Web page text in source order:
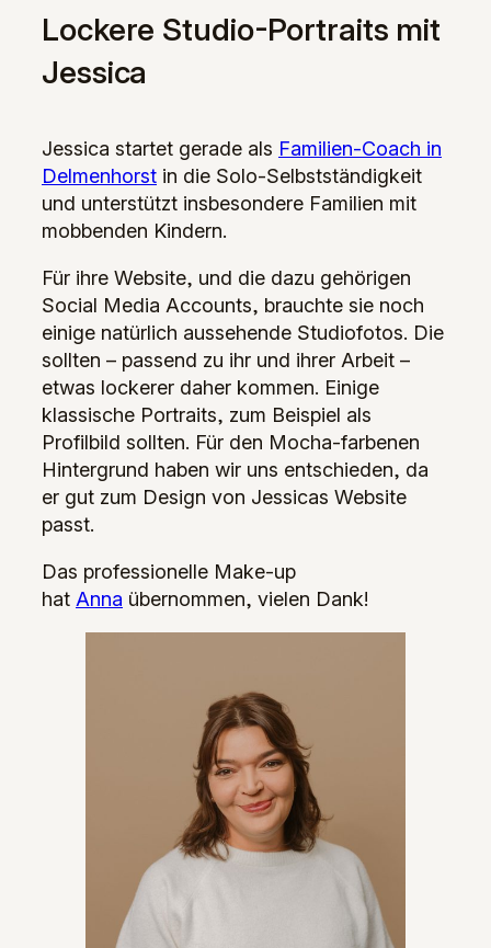
Lockere Studio-Portraits mit
Jessica
Jessica startet gerade als Familien-Coach in
Delmenhorst in die Solo-Selbstständigkeit
und unterstützt insbesondere Familien mit
mobbenden Kindern.
Für ihre Website, und die dazu gehörigen
Social Media Accounts, brauchte sie noch
einige natürlich aussehende Studiofotos. Die
sollten – passend zu ihr und ihrer Arbeit –
etwas lockerer daher kommen. Einige
klassische Portraits, zum Beispiel als
Profilbild sollten. Für den Mocha-farbenen
Hintergrund haben wir uns entschieden, da
er gut zum Design von Jessicas Website
passt.
Das professionelle Make-up
hat Anna übernommen, vielen Dank!